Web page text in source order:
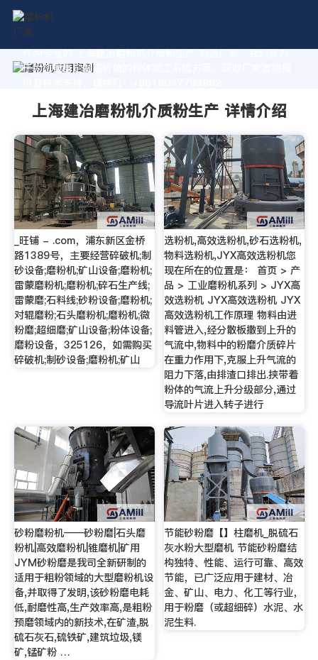
作为专业的 上海建冶磨粉机介质粉生产 制造厂家，我们致力
于为您量身定制高价值的粉体加工系统方案。获取厂家直销报
上海建冶磨粉机介质粉生产 详情介绍
_旺铺 - .com，浦东新区金桥
路1389号，主要经营碎破机;制
砂设备;磨粉机;矿山设备;磨粉机;
雷蒙磨粉机;磨粉机;碎石生产线;
雷蒙磨;石料线;砂粉设备;磨粉机;
对辊磨粉;石头磨粉机;磨粉机;微
粉磨;超细磨;矿山设备;粉体设备;
磨粉设备，325126，如需购买
碎破机;制砂设备;磨粉机;矿山
选粉机,高效选粉机,砂石选粉机,
物料选粉机,JYX高效选粉机您
现在所在的位置是： 首页 > 产
品 > 工业磨粉机系列 > JYX高
效选粉机 JYX高效选粉机 JYX
高效选粉机工作原理 物料由进
料管进入,经分散板撒到上升的
气流中,物料中的粉磨介质碎片
在重力作用下,克服上升气流的
阻力下落,由排渣口排出.挟带着
粉体的气流上升分级部分,通过
导流叶片进入转子进行
砂粉磨粉机——砂粉磨|石头磨
粉机|高效磨粉机|锥磨机|矿用
JYM砂粉磨是我司全新研制的
适用于粗粉领域的大型磨粉机设
备,并取得了发明,该砂粉磨电耗
低,耐磨性高,生产效率高,是粗粉
预磨领域内的新技术,在矿渣,脱
硫石灰石,硫铁矿,建筑垃圾,镁
矿,锰矿粉 …
节能砂粉磨【】柱磨机_脱硫石
灰水粉大型磨机 节能砂粉磨结
构独特、性能、运行可靠、高效
节能，已广泛应用于建材、冶
金、矿山、电力、化工等行业，
用于粉磨（或超细碎）水泥、水
泥生料.